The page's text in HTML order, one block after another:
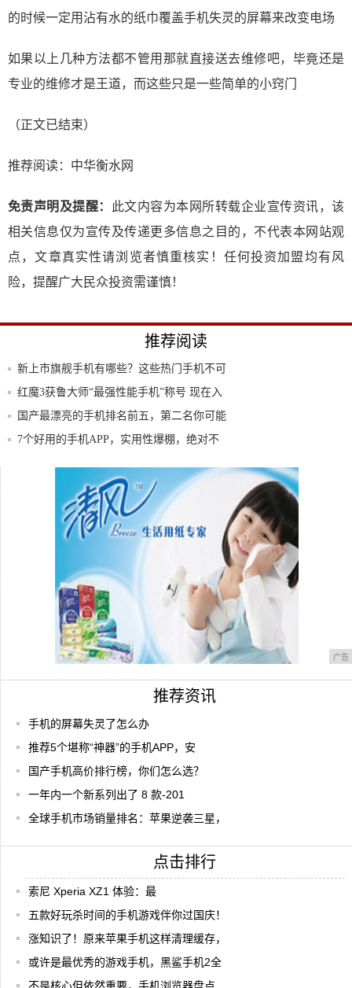
的时候一定用沾有水的纸巾覆盖手机失灵的屏幕来改变电场
如果以上几种方法都不管用那就直接送去维修吧，毕竟还是
专业的维修才是王道，而这些只是一些简单的小窍门
（正文已结束）
推荐阅读： 中华衡水网
免责声明及提醒：
此文内容为本网所转载企业宣传资讯，该
相关信息仅为宣传及传递更多信息之目的，不代表本网站观
点，文章真实性请浏览者慎重核实！任何投资加盟均有风
险，提醒广大民众投资需谨慎！
推荐阅读
新上市旗舰手机有哪些？这些热门手机不可
错过
红魔3获鲁大师“最强性能手机”称号 现在入
手
国产最漂亮的手机排名前五，第二名你可能
没有见
7个好用的手机APP，实用性爆棚，绝对不
索尼正式关闭手机官网/论坛：难道是为了
广告
推荐资讯
手机的屏幕失灵了怎么办
推荐5个堪称“神器”的手机APP，安
国产手机高价排行榜，你们怎么选？
一年内一个新系列出了 8 款-201
全球手机市场销量排名：苹果逆袭三星，
点击排行
索尼 Xperia XZ1 体验：最
五款好玩杀时间的手机游戏伴你过国庆！
涨知识了！原来苹果手机这样清理缓存，
或许是最优秀的游戏手机，黑鲨手机2全
不是核心但依然重要，手机浏览器盘点